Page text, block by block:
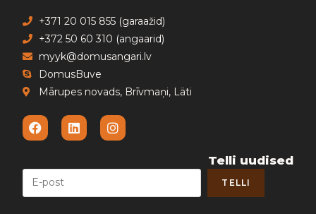
+371 20 015 855 (garaažid)
+372 50 60 310 (angaarid)
myyk@domusangari.lv
DomusBuve
Mārupes novads, Brīvmaņi, Läti
Telli uudised